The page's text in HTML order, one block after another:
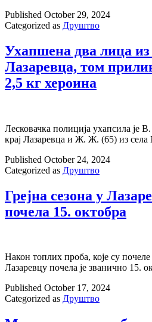
Published October 29, 2024
Categorized as Друштво
Ухапшена два лица
Лазаревца, том
2,5 кг хероина
Лесковачка полиција ухапсила је
крај Лазаревца и Ж. Ж. (65) из
Published October 24, 2024
Categorized as Друштво
Грејна сезона у
почела 15. октобра
Након топлих проба, које су почеле
Лазаревцу почела је званично 15.
Published October 17, 2024
Categorized as Друштво